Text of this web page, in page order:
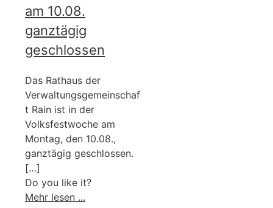
am 10.08.
ganztägig
geschlossen
Das Rathaus der
Verwaltungsgemeinschaf
t Rain ist in der
Volksfestwoche am
Montag, den 10.08.,
ganztägig geschlossen.
[…]
Do you like it?
Mehr lesen ...